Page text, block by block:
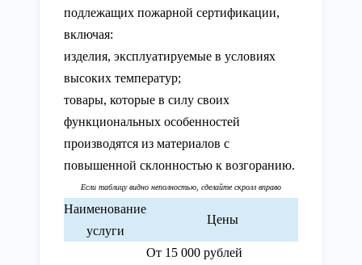
подлежащих пожарной сертификации,
включая:
изделия, эксплуатируемые в условиях
высоких температур;
товары, которые в силу своих
функциональных особенностей
производятся из материалов с
повышенной склонностью к возгоранию.
Наименование
услуги
Цены
От 15 000 рублей